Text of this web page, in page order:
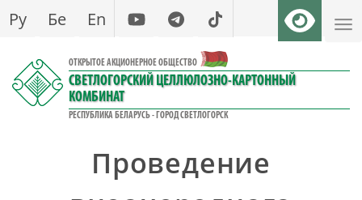
Перейти
содержанию
Ру Бе En
ОТКРЫТОЕ АКЦИОНЕРНОЕ ОБЩЕСТВО
СВЕТЛОГОРСКИЙ ЦЕЛЛЮЛОЗНО-КАРТОННЫЙ
КОМБИНАТ
РЕСПУБЛИКА БЕЛАРУСЬ - ГОРОД СВЕТЛОГОРСК
Проведение